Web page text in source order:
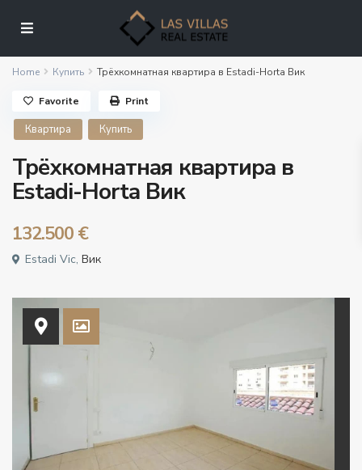
Home Купить Трёхкомнатная квартира в Estadi-Horta Вик
Квартира Купить
Трёхкомнатная квартира в
Estadi-Horta Вик
132.500 €
Estadi Vic,Вик
Favorite Print